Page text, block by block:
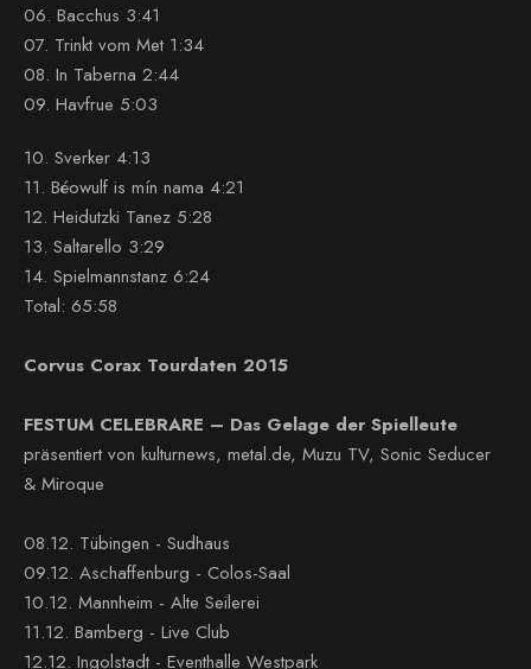
06. Bacchus 3:41
07. Trinkt vom Met 1:34
08. In Taberna 2:44
09. Havfrue 5:03
10. Sverker 4:13
11. Béowulf is mín nama 4:21
12. Heidutzki Tanez 5:28
13. Saltarello 3:29
14. Spielmannstanz 6:24
Total: 65:58
Corvus Corax Tourdaten 2015
FESTUM CELEBRARE – Das Gelage der Spielleute
präsentiert von kulturnews, metal.de, Muzu TV, Sonic Seducer
& Miroque
08.12. Tübingen - Sudhaus
09.12. Aschaffenburg - Colos-Saal
10.12. Mannheim - Alte Seilerei
11.12. Bamberg - Live Club
12.12. Ingolstadt - Eventhalle Westpark